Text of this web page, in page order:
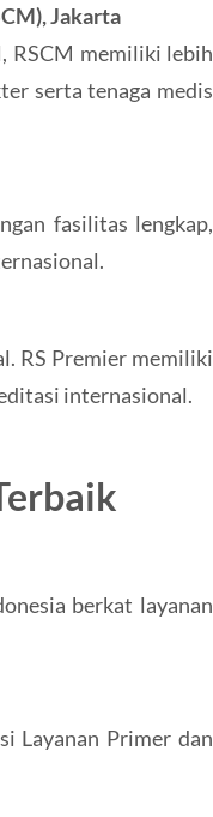
Jakarta
RSCM memiliki lebih
serta tenaga medis
fasilitas lengkap,
RS Premier memiliki
internasional.
berkat layanan
Layanan Primer dan